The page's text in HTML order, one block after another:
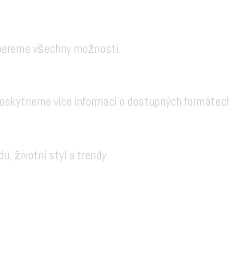
všechny možnosti.
více informací o dostupných
životní styl a trendy.